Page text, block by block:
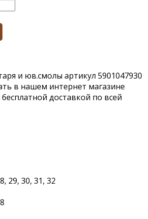
и юв.смолы артикул 5901047930
в нашем интернет магазине
доставкой по всей
29, 30, 31, 32